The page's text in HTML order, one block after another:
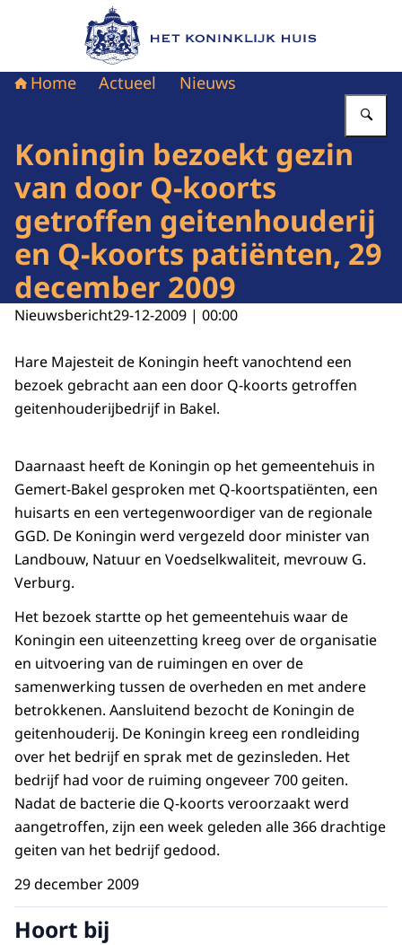
Naar de homepage van Het Koninklijk Huis
Home Actueel Nieuws
Koningin bezoekt gezin
van door Q-koorts
getroffen geitenhouderij
en Q-koorts patiënten, 29
december 2009
Nieuwsbericht29-12-2009 | 00:00
Hare Majesteit de Koningin heeft vanochtend een
bezoek gebracht aan een door Q-koorts getroffen
geitenhouderijbedrijf in Bakel.
Daarnaast heeft de Koningin op het gemeentehuis in
Gemert-Bakel gesproken met Q-koortspatiënten, een
huisarts en een vertegenwoordiger van de regionale
GGD. De Koningin werd vergezeld door minister van
Landbouw, Natuur en Voedselkwaliteit, mevrouw G.
Verburg.
Het bezoek startte op het gemeentehuis waar de
Koningin een uiteenzetting kreeg over de organisatie
en uitvoering van de ruimingen en over de
samenwerking tussen de overheden en met andere
betrokkenen. Aansluitend bezocht de Koningin de
geitenhouderij. De Koningin kreeg een rondleiding
over het bedrijf en sprak met de gezinsleden. Het
bedrijf had voor de ruiming ongeveer 700 geiten.
Nadat de bacterie die Q-koorts veroorzaakt werd
aangetroffen, zijn een week geleden alle 366 drachtige
geiten van het bedrijf gedood.
29 december 2009
Hoort bij